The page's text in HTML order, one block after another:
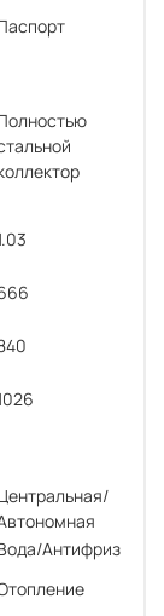
Антифриз